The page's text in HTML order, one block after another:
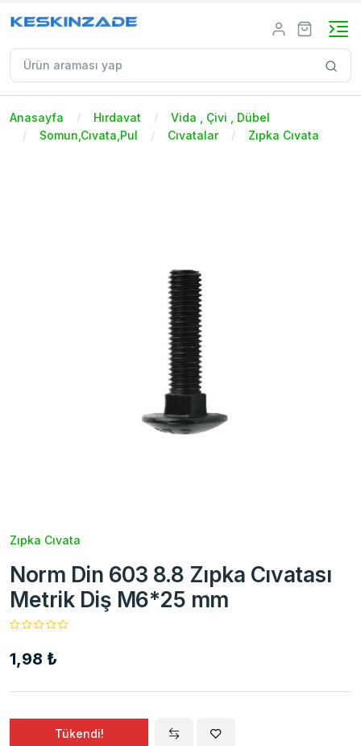
Anasayfa Hırdavat
Vida , Çivi , Dübel
Somun,Cıvata,Pul
Cıvatalar Zıpka Cıvata
Zıpka Cıvata
Norm Din 603 8.8 Zıpka Cıvatası
Metrik Diş M6*25 mm
1,98 ₺
Tükendi!